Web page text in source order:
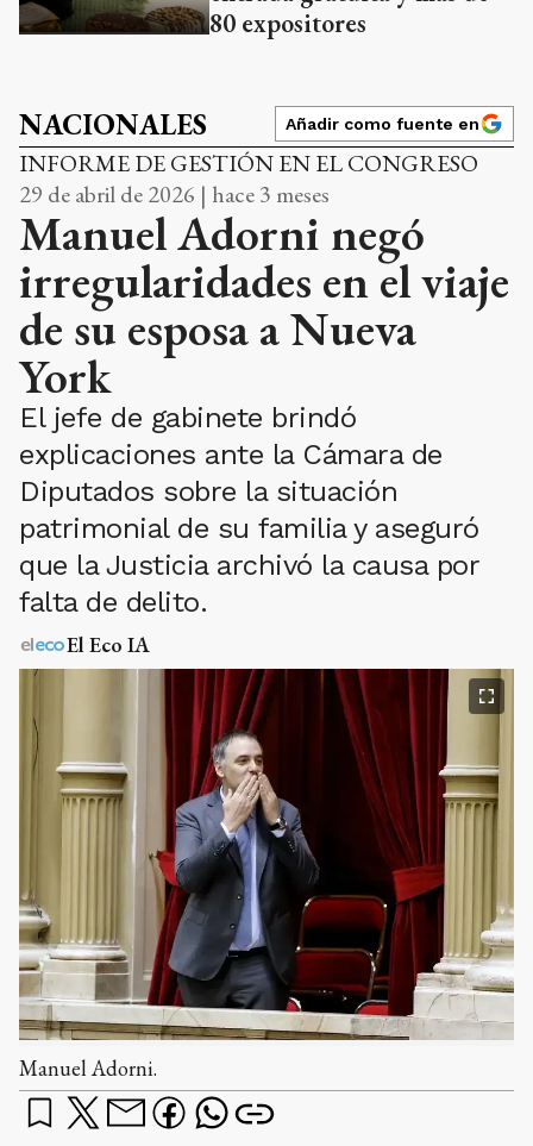
80 expositores
NACIONALES Añadir como fuente en
INFORME DE GESTIÓN EN EL CONGRESO
29 de abril de 2026 | hace 3 meses
Manuel Adorni negó
irregularidades en el viaje
de su esposa a Nueva
York
El jefe de gabinete brindó
explicaciones ante la Cámara de
Diputados sobre la situación
patrimonial de su familia y aseguró
que la Justicia archivó la causa por
falta de delito.
El Eco IA
Manuel Adorni.